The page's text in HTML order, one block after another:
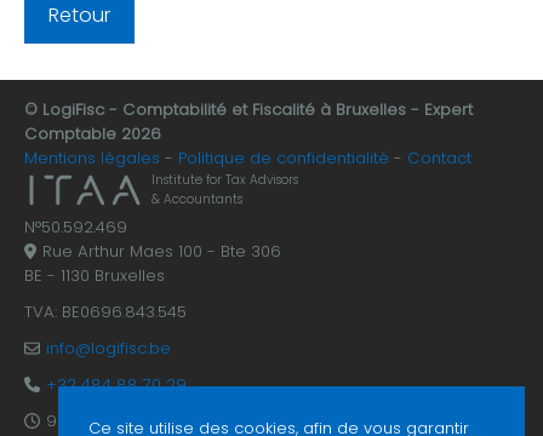
Retour
© LogiFisc - Comptabilité et Fiscalité à Bruxelles - Expert
Comptable 2026
Mentions légales
Politique de confidentialité Contact
Institute for Tax Advisors
& Accountants
N°50.592.469
Rue Arthur Maes 100 - Bte 306
BE - 1130 Bruxelles
TVA: BE0696.843.545
info@logifisc.be
+32 484 88 70 29
9:30 - 17:30 du lundi au vendredi
Ce site utilise des cookies, afin de vous garantir